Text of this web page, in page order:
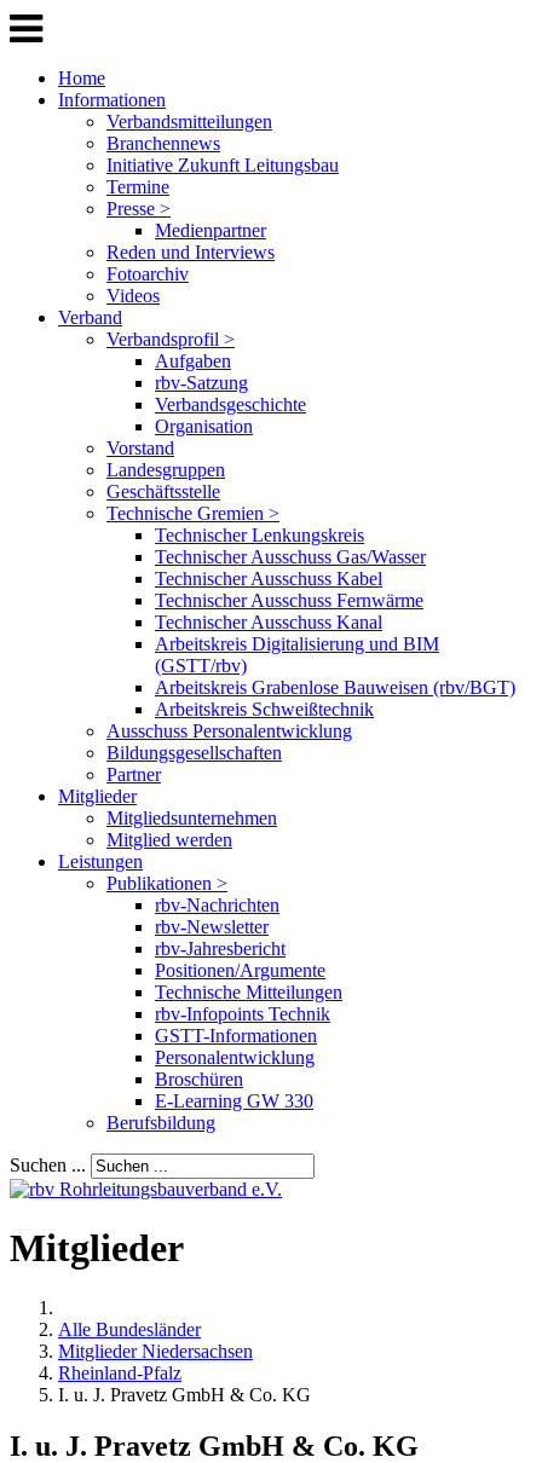
Home
Informationen
Verbandsmitteilungen
Branchennews
Initiative Zukunft Leitungsbau
Termine
Presse >
Medienpartner
Reden und Interviews
Fotoarchiv
Videos
Verband
Verbandsprofil >
Aufgaben
rbv-Satzung
Verbandsgeschichte
Organisation
Vorstand
Landesgruppen
Geschäftsstelle
Technische Gremien >
Technischer Lenkungskreis
Technischer Ausschuss Gas/Wasser
Technischer Ausschuss Kabel
Technischer Ausschuss Fernwärme
Technischer Ausschuss Kanal
Arbeitskreis Digitalisierung und BIM
(GSTT/rbv)
Arbeitskreis Grabenlose Bauweisen (rbv/BGT)
Arbeitskreis Schweißtechnik
Ausschuss Personalentwicklung
Bildungsgesellschaften
Partner
Mitglieder
Mitgliedsunternehmen
Mitglied werden
Leistungen
Publikationen >
rbv-Nachrichten
rbv-Newsletter
rbv-Jahresbericht
Positionen/Argumente
Technische Mitteilungen
rbv-Infopoints Technik
GSTT-Informationen
Personalentwicklung
Broschüren
E-Learning GW 330
Berufsbildung
Suchen ...
Mitglieder
Alle Bundesländer
Mitglieder Niedersachsen
Rheinland-Pfalz
I. u. J. Pravetz GmbH & Co. KG
I. u. J. Pravetz GmbH & Co. KG